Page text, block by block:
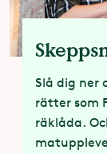
Slå dig ner
rätter som
räklåda.